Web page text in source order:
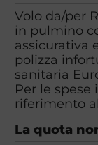
Volo da/per
in pulmino
assicurativa
polizza
sanitaria
Per le spese
riferimento
La quota